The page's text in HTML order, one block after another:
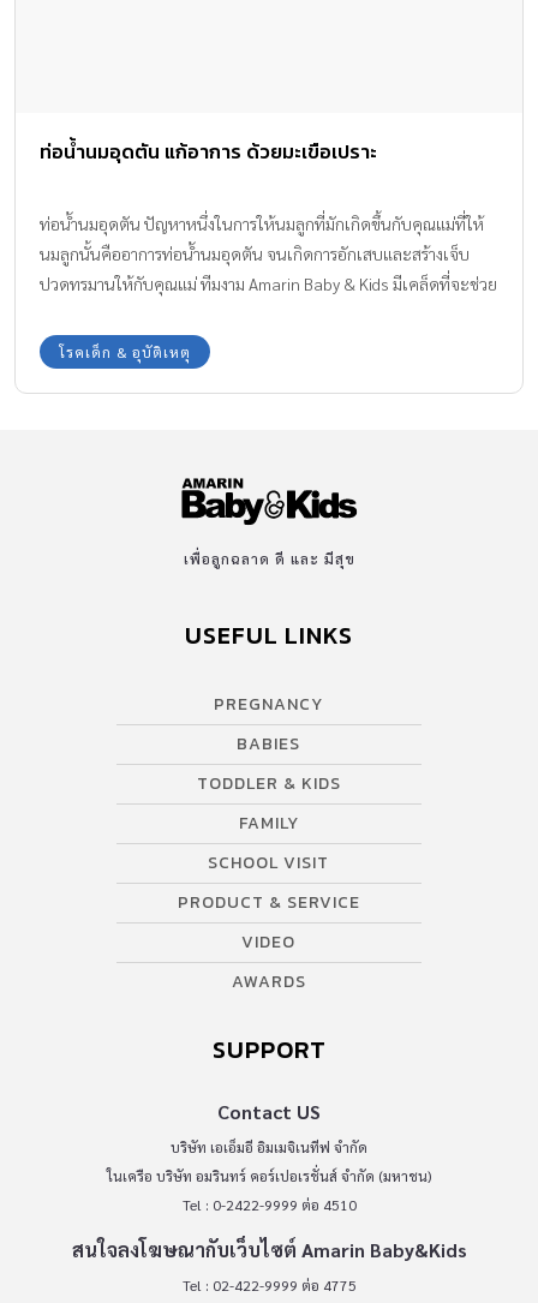
ท่อน้ำนมอุดตัน แก้อาการ ด้วยมะเขือเปราะ
ท่อน้ำนมอุดตัน ปัญหาหนึ่งในการให้นมลูกที่มักเกิดขึ้นกับคุณแม่ที่ให้
นมลูกนั้นคืออาการท่อน้ำนมอุดตัน จนเกิดการอักเสบและสร้างเจ็บ
ปวดทรมานให้กับคุณแม่ ทีมงาม Amarin Baby & Kids มีเคล็ดที่จะช่วย
โรคเด็ก & อุบัติเหตุ
เพื่อลูกฉลาด ดี และ มีสุข
USEFUL LINKS
PREGNANCY
BABIES
TODDLER & KIDS
FAMILY
SCHOOL VISIT
PRODUCT & SERVICE
VIDEO
AWARDS
SUPPORT
Contact US
บริษัท เอเอ็มอี อิมเมจิเนทีฟ จำกัด
ในเครือ บริษัท อมรินทร์ คอร์เปอเรชั่นส์ จำกัด (มหาชน)
Tel : 0-2422-9999 ต่อ 4510
สนใจลงโฆษณากับเว็บไซต์ Amarin Baby&Kids
Tel : 02-422-9999 ต่อ 4775